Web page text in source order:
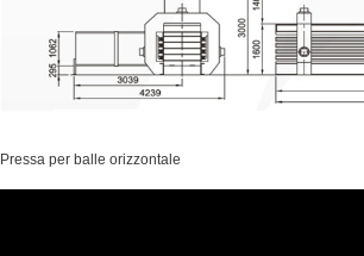
Pressa per balle orizzontale